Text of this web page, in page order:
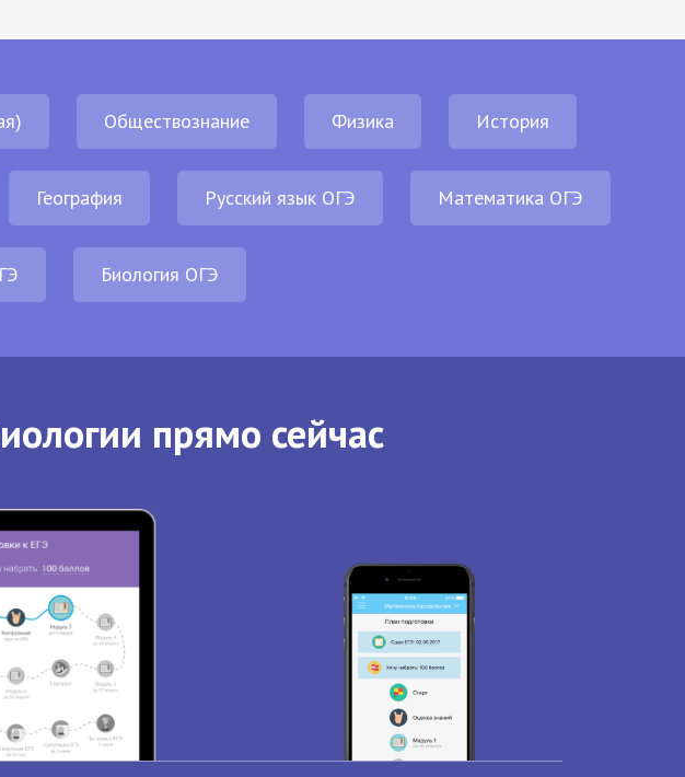
Обществознание Физика История
География Русский язык ОГЭ Математика ОГЭ
Биология ОГЭ
прямо сейчас